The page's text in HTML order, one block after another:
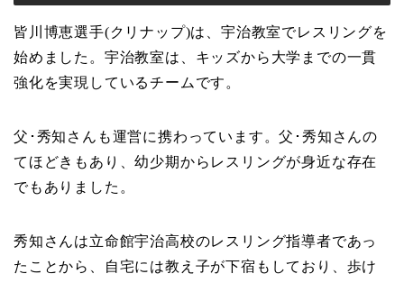
皆川博恵選手(クリナップ)は、宇治教室でレスリングを
始めました。宇治教室は、キッズから大学までの一貫
強化を実現しているチームです。
父･秀知さんも運営に携わっています。父･秀知さんの
てほどきもあり、幼少期からレスリングが身近な存在
でもありました。
秀知さんは立命館宇治高校のレスリング指導者であっ
たことから、自宅には教え子が下宿もしており、歩け